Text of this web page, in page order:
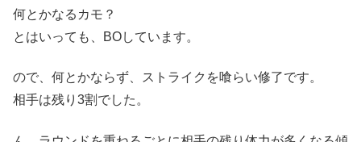
何とかなるカモ？
とはいっても、BOしています。
ので、何とかならず、ストライクを喰らい修了です。
相手は残り3割でした。